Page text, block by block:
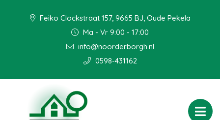
Feiko Clockstraat 157, 9665 BJ, Oude Pekela
Ma - Vr 9:00 - 17:00
info@noorderborgh.nl
0598-431162